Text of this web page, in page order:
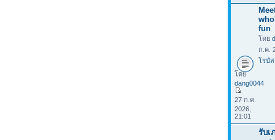
fun
โดย
ก.ค.
โรบั
โดย
dang0044
27 ก.ค.
2026,
21:01
รับเ